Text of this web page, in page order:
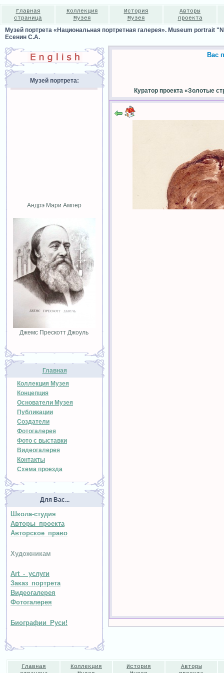
Главная
страница
Коллекция
Музея
История
Музея
Авторы
проекта
Музей портрета «Национальная портретная галерея». Museum portrait
Есенин С.А.
Музей портрета:
Андрэ Мари Ампер
Джемс Прескотт Джоуль
Главная
Коллекция Музея
Концепция
Основатели Музея
Публикации
Создатели
Фотогалерея
Фото с выставки
Видеогалерея
Контакты
Схема проезда
Для Вас...
Школа-студия
Авторы проекта
Авторское право
Художникам
Art - услуги
Заказ портрета
Видеогалерея
Фотогалерея
Биографии Руси!
Вас
Куратор проекта «Золотые
Главная
Коллекция
История
Авторы